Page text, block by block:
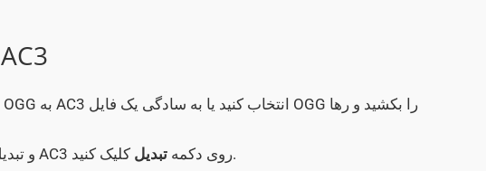
نحوه تبدیل OGG به AC3
برای آپلود OGG و تبدیل آن به فایل AC3 روی دکمه تبدیل
کلیک کنید.